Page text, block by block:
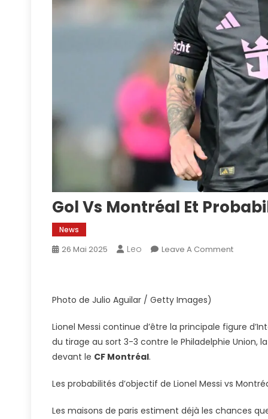
Gol Vs Montréal Et
News
26 Mai 2025 Leo Leave A CommentOn
De
Photo de Julio Aguilar / Getty Images)
Lionel Messi continue d’être la principale figure
du tirage au sort 3-3 contre le Philadelphie Union,
devant le CF Montréal.
Les probabilités d’objectif de Lionel Messi vs
Les maisons de paris estiment déjà les chances